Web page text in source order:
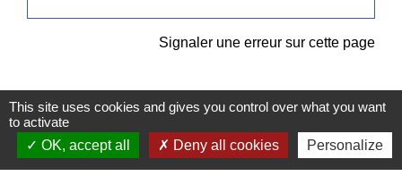
Signaler une erreur sur cette page
Contacts
This site uses cookies and gives you control over what you want
to activate
OK, accept all
Deny all cookies Personalize